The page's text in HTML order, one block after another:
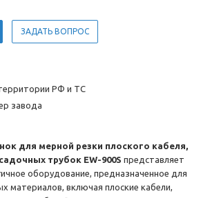
ЗАДАТЬ ВОПРОС
РФ и ТС
завода
для мерной резки плоского кабеля,
трубок EW-900S представляет
оборудование, предназначенное для
материалов, включая плоские кабели,